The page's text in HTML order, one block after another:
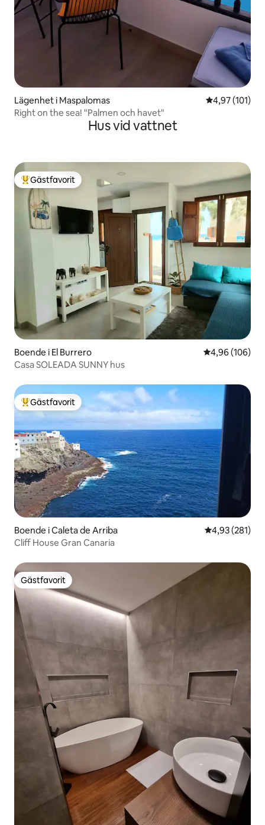
Lägenhet i Maspalomas 4,97 av 5 i
4,97 (101)
Right on the sea! "Palmen och havet"
Hus vid vattnet
Populär gästfavorit
Gästfavorit
Boende i El Burrero 4,96 av 5 i
4,96 (106)
Casa SOLEADA SUNNY hus
Populär gästfavorit
Gästfavorit
Boende i Caleta de Arriba 4,93 av 5 i
4,93 (281)
Cliff House Gran Canaria
Gästfavorit
Gästfavorit